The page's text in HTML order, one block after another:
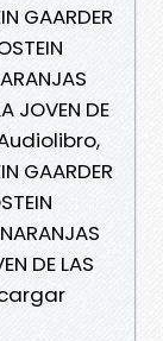
GAARDER
JOVEN DE
Audiolibro,
GAARDER
DE LAS